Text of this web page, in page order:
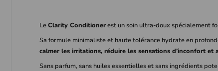
LeClarity Conditionerest un soin ultra-doux spécialement
Sa formule minimaliste et haute tolérance hydrate en
calmer les irritations, réduire les sensations d’inconfort et
Sans parfum, sans huiles essentielles et sans ingrédients